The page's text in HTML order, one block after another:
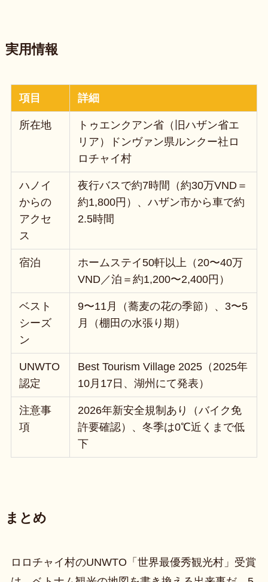
実用情報
項目 詳細
所在地
トゥエンクアン省（旧ハザン省エ
リア）ドンヴァン県ルンクー社ロ
ロチャイ村
ハノイ
からの
アクセ
ス
夜行バスで約7時間（約30万VND＝
約1,800円）、ハザン市から車で約
2.5時間
宿泊
ホームステイ50軒以上（20〜40万
VND／泊＝約1,200〜2,400円）
ベスト
シーズ
ン
9〜11月（蕎麦の花の季節）、3〜5
月（棚田の水張り期）
UNWTO
認定
Best Tourism Village 2025（2025年
10月17日、湖州にて発表）
注意事
項
2026年新安全規制あり（バイク免
許要確認）、冬季は0℃近くまで低
下
まとめ
ロロチャイ村のUNWTO「世界最優秀観光村」受賞